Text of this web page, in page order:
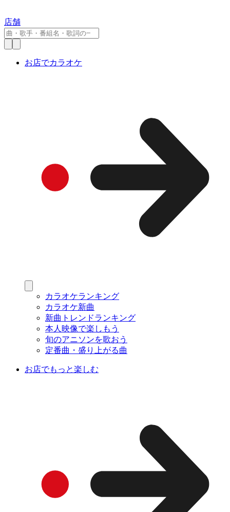
店舗
お店でカラオケ
カラオケランキング
カラオケ新曲
新曲トレンドランキング
本人映像で楽しもう
旬のアニソンを歌おう
定番曲・盛り上がる曲
お店でもっと楽しむ